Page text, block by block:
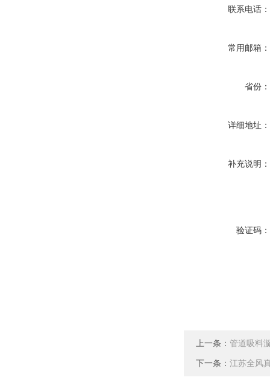
联系电话：
常用邮箱：
省份：
详细地址：
补充说明：
验证码：
上一条： 管道吸料
下一条： 江苏全风